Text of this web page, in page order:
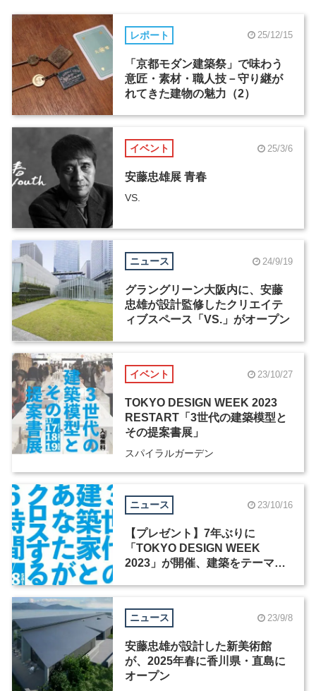
レポート 25/12/15
「京都モダン建築祭」で味わう
意匠・素材・職人技－守り継が
れてきた建物の魅力（2）
イベント 25/3/6
安藤忠雄展 青春
VS.
ニュース 24/9/19
グラングリーン大阪内に、安藤
忠雄が設計監修したクリエイテ
ィブスペース「VS.」がオープン
イベント 23/10/27
TOKYO DESIGN WEEK 2023
RESTART「3世代の建築模型と
その提案書展」
スパイラルガーデン
ニュース 23/10/16
【プレゼント】7年ぶりに
「TOKYO DESIGN WEEK
2023」が開催、建築をテーマに
ニュース 23/9/8
安藤忠雄が設計した新美術館
が、2025年春に香川県・直島に
オープン